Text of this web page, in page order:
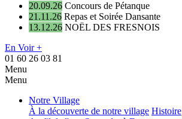
20.09.26 Concours de Pétanque
21.11.26 Repas et Soirée Dansante
13.12.26 NOËL DES FRESNOIS
En Voir +
01 60 26 03 81
Menu
Menu
Notre Village
À la découverte de notre village Histoire